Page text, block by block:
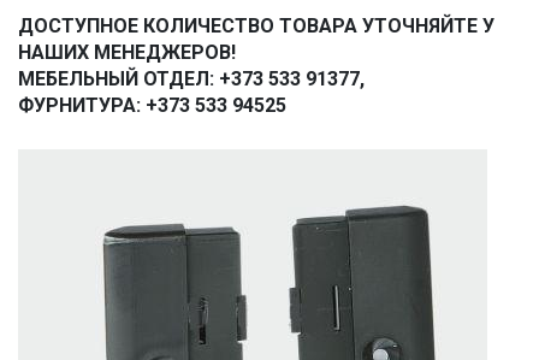
ДОСТУПНОЕ КОЛИЧЕСТВО ТОВАРА УТОЧНЯЙТЕ У
НАШИХ МЕНЕДЖЕРОВ!
МЕБЕЛЬНЫЙ ОТДЕЛ: +373 533 91377,
ФУРНИТУРА: +373 533 94525